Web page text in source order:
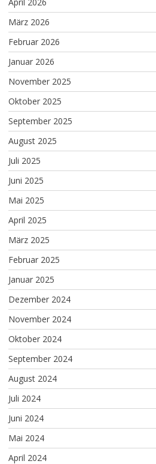
März 2026
Februar 2026
Januar 2026
November 2025
Oktober 2025
September 2025
August 2025
Juli 2025
Juni 2025
Mai 2025
April 2025
März 2025
Februar 2025
Januar 2025
Dezember 2024
November 2024
Oktober 2024
September 2024
August 2024
Juli 2024
Juni 2024
Mai 2024
April 2024